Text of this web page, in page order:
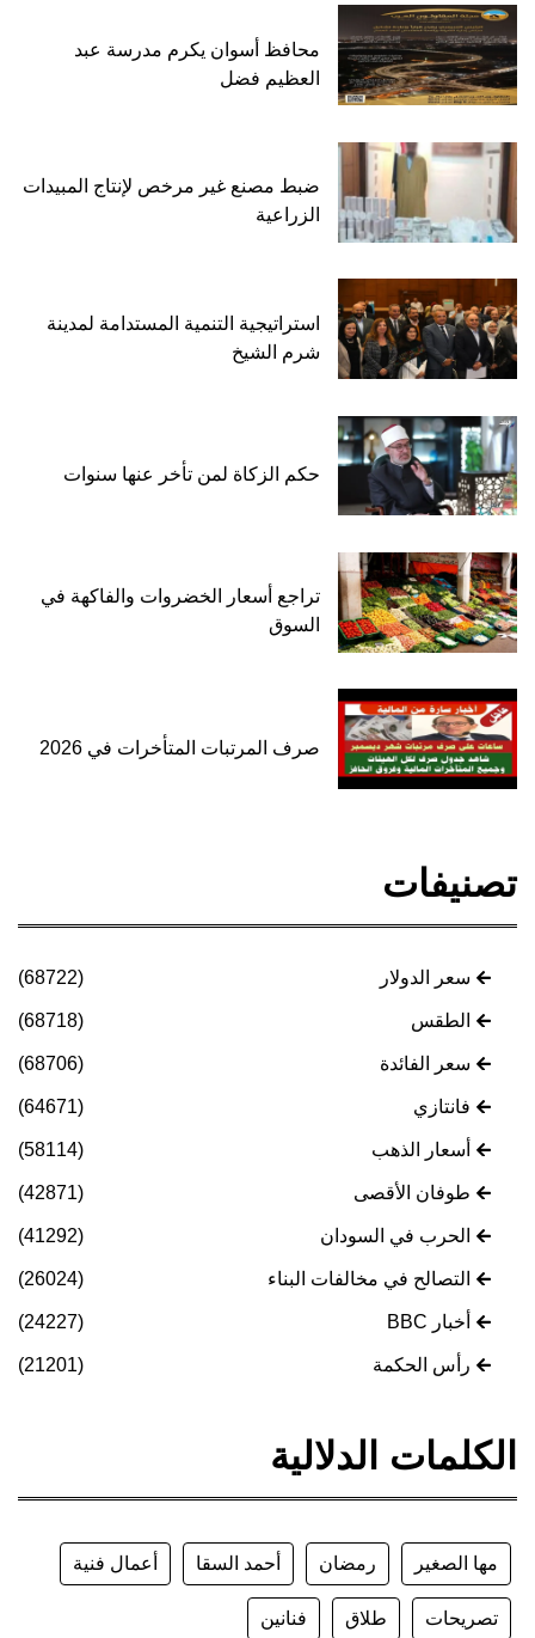
محافظ أسوان يكرم مدرسة عبد
العظيم فضل
ضبط مصنع غير مرخص لإنتاج المبيدات
الزراعية
استراتيجية التنمية المستدامة لمدينة
شرم الشيخ
حكم الزكاة لمن تأخر عنها سنوات
تراجع أسعار الخضروات والفاكهة في
السوق
صرف المرتبات المتأخرات في 2026
تصنيفات
سعر الدولار (68722)
الطقس (68718)
سعر الفائدة (68706)
فانتازي (64671)
أسعار الذهب (58114)
طوفان الأقصى (42871)
الحرب في السودان (41292)
التصالح في مخالفات البناء (26024)
أخبار BBC (24227)
رأس الحكمة (21201)
الكلمات الدلالية
مها الصغير رمضان أحمد السقا أعمال فنية
تصريحات طلاق فنانين